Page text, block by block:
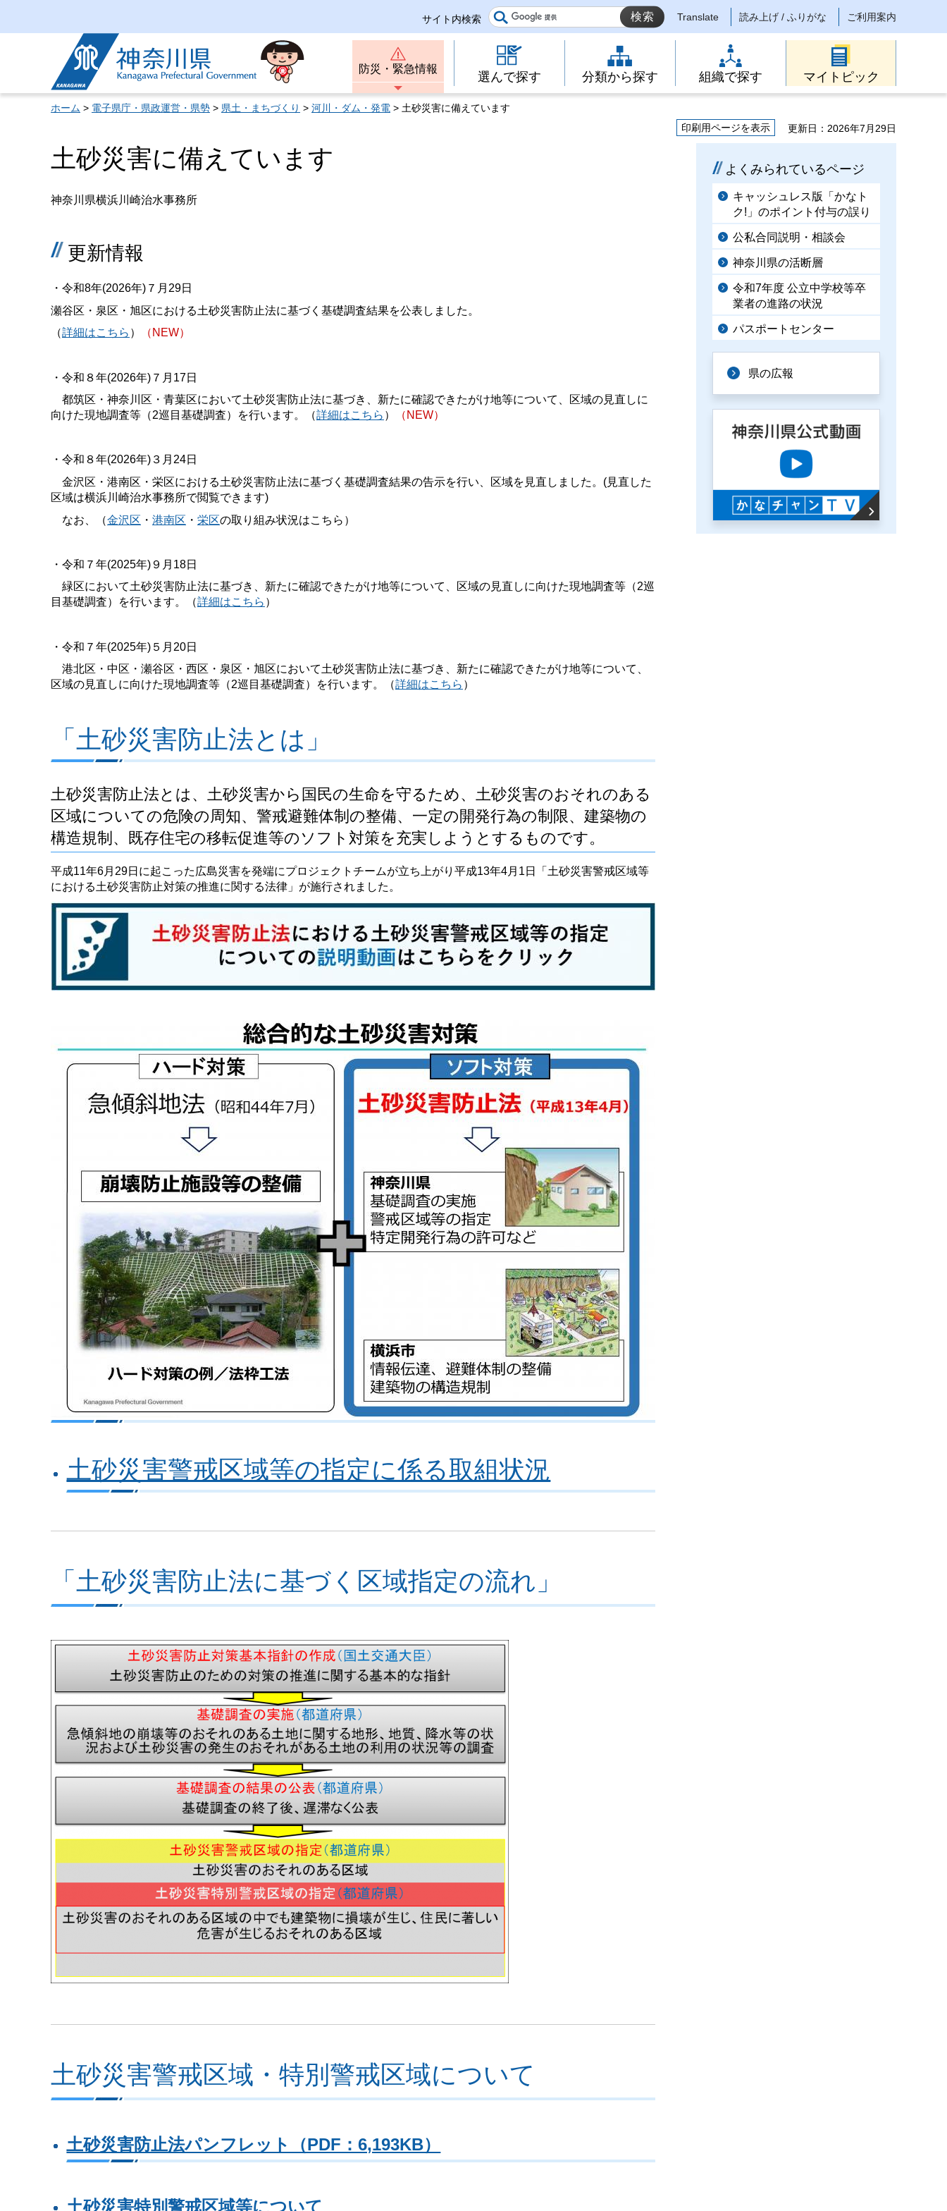
サイト内検索 Translate 読み上げ / ふりがな ご利用案内
神奈川県
防災・緊急情報
選んで探す 分類から探す 組織で探す マイトピック
ホーム > 電子県庁・県政運営・県勢 > 県土・まちづくり > 河川・ダム・発電 > 土砂災害に備えています
印刷用ページを表示
更新日：2026年7月29日
土砂災害に備えています
神奈川県横浜川崎治水事務所
更新情報
・令和8年(2026年)７月29日
瀬谷区・泉区・旭区における土砂災害防止法に基づく基礎調査結果を公表しました。
（詳細はこちら ） （NEW）
・令和８年(2026年)７月17日
都筑区・神奈川区・青葉区において土砂災害防止法に基づき、新たに確認できたがけ地等について、区域の見直しに
向けた現地調査等（2巡目基礎調査）を行います。（詳細はこちら ） （NEW）
・令和８年(2026年)３月24日
金沢区・港南区・栄区における土砂災害防止法に基づく基礎調査結果の告示を行い、区域を見直しました。(見直した
区域は横浜川崎治水事務所で閲覧できます)
なお、（金沢区 ・ 港南区 ・ 栄区の取り組み状況はこちら）
・令和７年(2025年)９月18日
緑区において土砂災害防止法に基づき、新たに確認できたがけ地等について、区域の見直しに向けた現地調査等（2巡
目基礎調査）を行います。（詳細はこちら ）
・令和７年(2025年)５月20日
港北区・中区・瀬谷区・西区・泉区・旭区において土砂災害防止法に基づき、新たに確認できたがけ地等について、
区域の見直しに向けた現地調査等（2巡目基礎調査）を行います。（詳細はこちら ）
「土砂災害防止法とは」
土砂災害防止法とは、土砂災害から国民の生命を守るため、土砂災害のおそれのある
区域についての危険の周知、警戒避難体制の整備、一定の開発行為の制限、建築物の
構造規制、既存住宅の移転促進等のソフト対策を充実しようとするものです。
平成11年6月29日に起こった広島災害を発端にプロジェクトチームが立ち上がり平成13年4月1日「土砂災害警戒区域等
における土砂災害防止対策の推進に関する法律」が施行されました。
土砂災害警戒区域等の指定に係る取組状況
「土砂災害防止法に基づく区域指定の流れ」
土砂災害警戒区域・特別警戒区域について
土砂災害防止法パンフレット（PDF：6,193KB）
土砂災害特別警戒区域等について
よくみられているページ
キャッシュレス版「かなト
ク!」のポイント付与の誤り
公私合同説明・相談会
神奈川県の活断層
令和7年度 公立中学校等卒
業者の進路の状況
パスポートセンター
県の広報